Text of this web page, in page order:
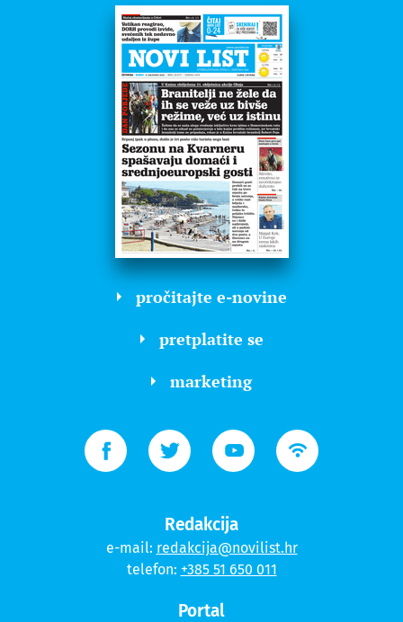
pročitajte e-novine
pretplatite se
marketing
Redakcija
e-mail: redakcija@novilist.hr
telefon: +385 51 650 011
Portal